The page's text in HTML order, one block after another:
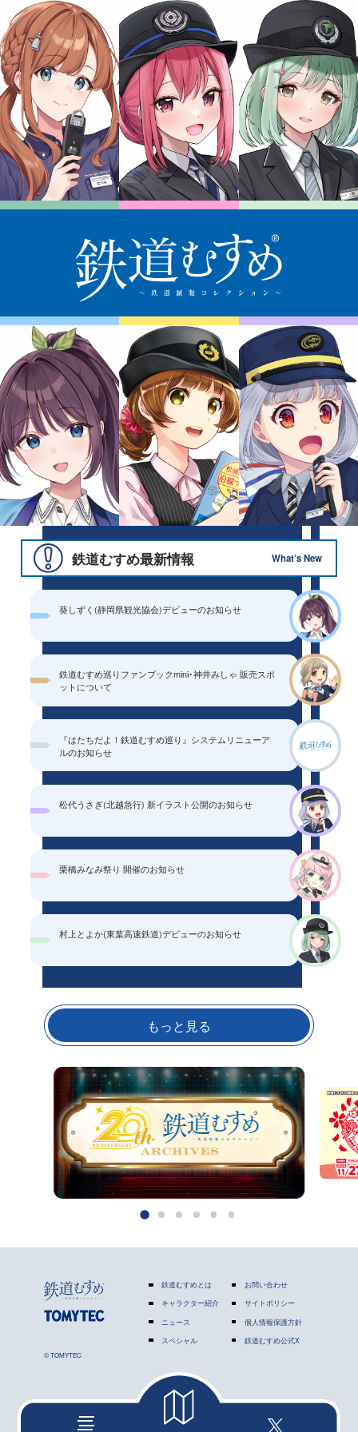
鉄道むすめ最新情報 What’s New
葵しずく(静岡県観光協会)デビューのお知らせ
鉄道むすめ巡りファンブックmini･神井みしゃ 販売スポ
ットについて
『はたちだよ！鉄道むすめ巡り』システムリニューア
ルのお知らせ
松代うさぎ(北越急行) 新イラスト公開のお知らせ
栗橋みなみ祭り 開催のお知らせ
村上とよか(東葉高速鉄道)デビューのお知らせ
もっと見る
© TOMYTEC
鉄道むすめとは
キャラクター紹介
ニュース
スペシャル
お問い合わせ
サイトポリシー
個人情報保護方針
鉄道むすめ公式X